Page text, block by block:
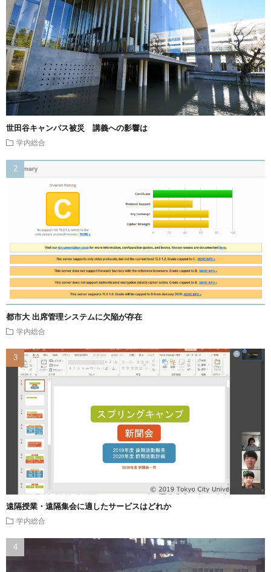
世田谷キャンパス被災 講義への影響は
学内総合
都市大 出席管理システムに欠陥が存在
学内総合
遠隔授業・遠隔集会に適したサービスはどれか
学内総合